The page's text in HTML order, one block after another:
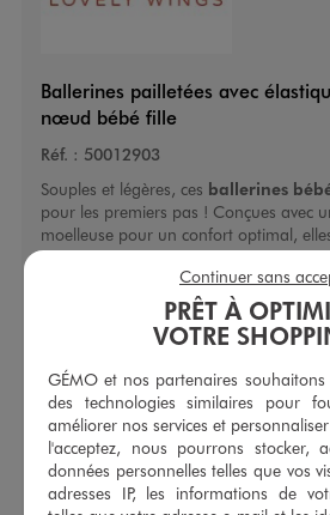
Ballerines pailletées avec
nœud bébé fille
Réf. : 50012903
Souples et légères, ces ballerines
pour les premiers pas ! Conçues avec
moelleuse pour un confort optimal,
un talon renforcé et un élastique sur
maintien sécurisé et plus d'aisance à la
pailletée ajoute une touche scintillante
ravissante à retrouver sur le gros nœud
Avec leur bout rond et leur design
marient idéalement avec une robe ou
Caractéristiques
Forme de talon :Sans talon
Type de tige :Basse
Type de fermeture :À enfiler
PRÊT À
VOTRE
GÉMO et nos partenaires
des technologies similaires pour
améliorer nos services et
l'acceptez, nous pourrons stocker,
données personnelles telles que vos
adresses IP, les informations de
Continuer sans